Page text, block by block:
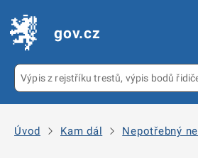
gov.cz
Úvod Kam dál Nepotřebný